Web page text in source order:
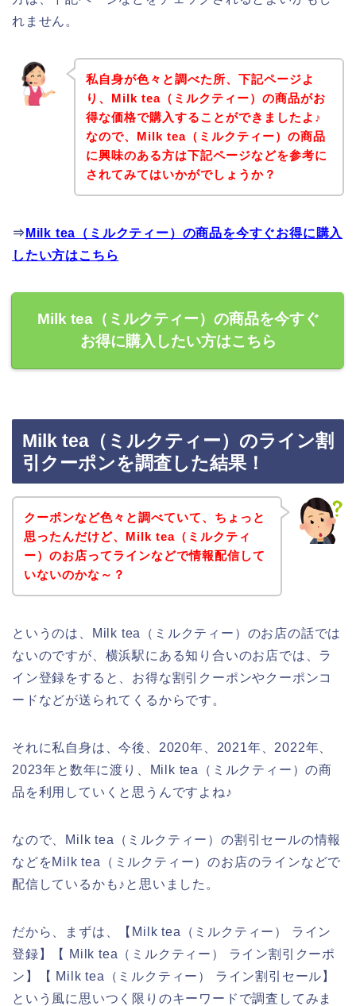
れません。
私自身が色々と調べた所、下記ページよ
り、Milk tea（ミルクティー）の商品がお
得な価格で購入することができましたよ♪
なので、Milk tea（ミルクティー）の商品
に興味のある方は下記ページなどを参考に
されてみてはいかがでしょうか？
⇒ Milk tea（ミルクティー）の商品を今すぐお得に購入
したい方はこちら
Milk tea（ミルクティー）の商品を今すぐ
お得に購入したい方はこちら
Milk tea（ミルクティー）のライン割
引クーポンを調査した結果！
クーポンなど色々と調べていて、ちょっと
思ったんだけど、Milk tea（ミルクティ
ー）のお店ってラインなどで情報配信して
いないのかな～？
というのは、Milk tea（ミルクティー）のお店の話では
ないのですが、横浜駅にある知り合いのお店では、ラ
イン登録をすると、お得な割引クーポンやクーポンコ
ードなどが送られてくるからです。
それに私自身は、今後、2020年、2021年、2022年、
2023年と数年に渡り、Milk tea（ミルクティー）の商
品を利用していくと思うんですよね♪
なので、Milk tea（ミルクティー）の割引セールの情報
などをMilk tea（ミルクティー）のお店のラインなどで
配信しているかも♪と思いました。
だから、まずは、【Milk tea（ミルクティー） ライン
登録】【 Milk tea（ミルクティー） ライン割引クーポ
ン】【 Milk tea（ミルクティー） ライン割引セール】
という風に思いつく限りのキーワードで調査してみま